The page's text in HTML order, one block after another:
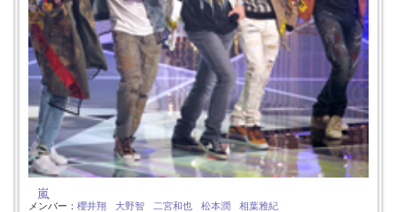
嵐
メンバー： 櫻井翔 大野智 二宮和也 松本潤
相葉雅紀